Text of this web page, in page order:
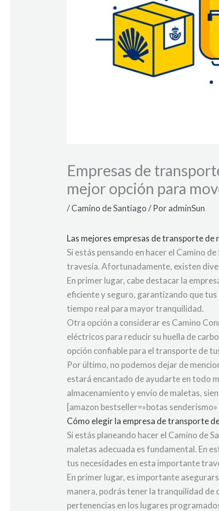
Empresas de
mejor opción para
/Camino de Santiago/ PoradminSun
Las mejores empresas de transporte de
Si estás pensando en hacer el Camino
travesía. Afortunadamente, existen
En primer lugar, cabe destacar la
eficiente y seguro, garantizando que tus
tiempo real para mayor tranquilidad.
Otra opción a considerar es Camino
eléctricos para reducir su huella de
opción confiable para el transporte de
Por último, no podemos dejar de
estará encantado de ayudarte en todo
almacenamiento y envío de maletas,
[amazon bestseller=»botas senderismo»
Cómo elegir la empresa de transporte
Si estás planeando hacer el Camino de
maletas adecuada es fundamental. En
tus necesidades en esta importante
En primer lugar, es importante
manera, podrás tener la tranquilidad de
pertenencias en los lugares